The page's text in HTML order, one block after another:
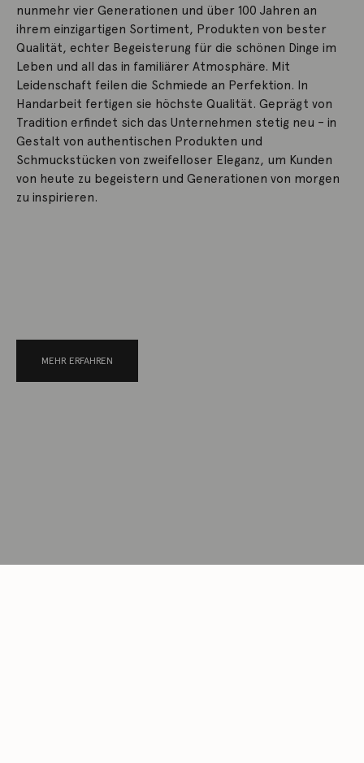
nunmehr vier Generationen und über 100 Jahren an
ihrem einzigartigen Sortiment, Produkten von bester
Qualität, echter Begeisterung für die schönen Dinge im
Leben und all das in familiärer Atmosphäre. Mit
Leidenschaft feilen die Schmiede an Perfektion. In
Handarbeit fertigen sie höchste Qualität. Geprägt von
Tradition erfindet sich das Unternehmen stetig neu – in
Gestalt von authentischen Produkten und
Schmuckstücken von zweifelloser Eleganz, um Kunden
von heute zu begeistern und Generationen von morgen
zu inspirieren.
MEHR ERFAHREN